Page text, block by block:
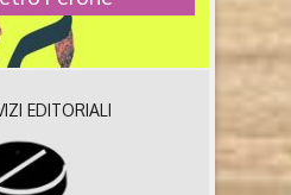
INTERVISTA
PERONE
EDITORIALI